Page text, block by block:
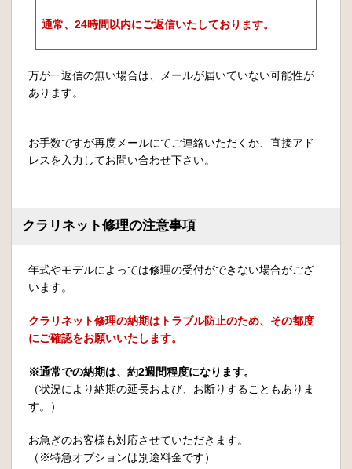
通常、24時間以内にご返信いたしております。
万が一返信の無い場合は、メールが届いていない可能性が
あります。
お手数ですが再度メールにてご連絡いただくか、直接アド
レスを入力してお問い合わせ下さい。
クラリネット修理の注意事項
年式やモデルによっては修理の受付ができない場合がござ
います。
クラリネット修理の納期はトラブル防止のため、その都度
にご確認をお願いいたします。
※通常での納期は、約2週間程度になります。
（状況により納期の延長および、お断りすることもありま
す。）
お急ぎのお客様も対応させていただきます。
（※特急オプションは別途料金です）